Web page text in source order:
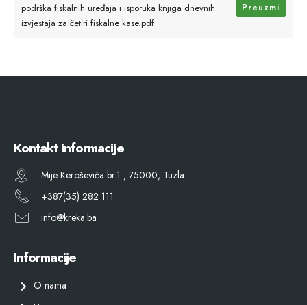
podrška fiskalnih uređaja i isporuka knjiga dnevnih
izvjestaja za četiri fiskalne kase.pdf
Preuzmi
Kontakt informacije
Mije Keroševića br.1 , 75000, Tuzla
+387(35) 282 111
info@kreka.ba
Informacije
O nama